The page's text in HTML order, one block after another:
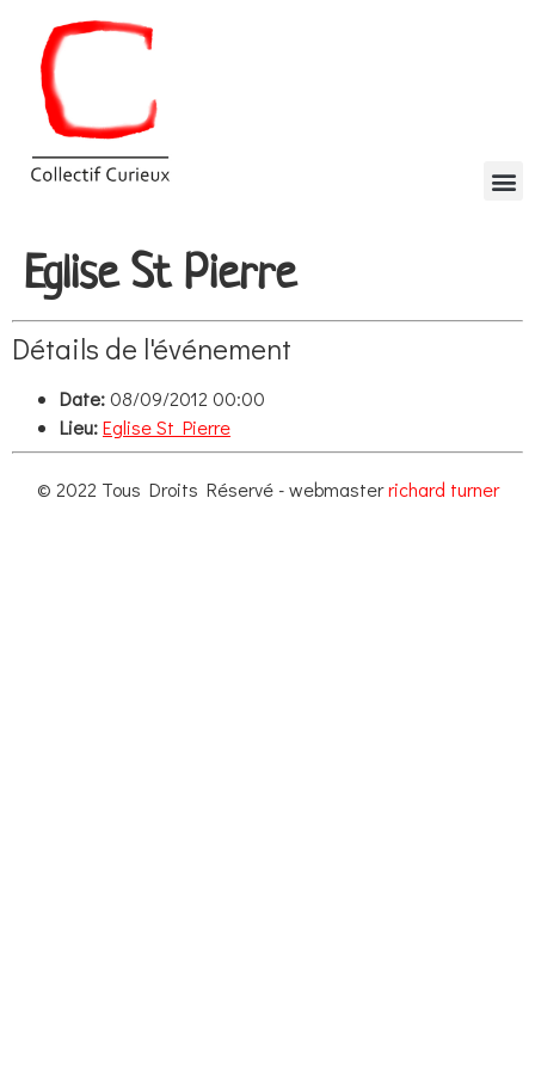
Eglise St Pierre
Détails de l'événement
Date:08/09/2012 00:00
Lieu:Eglise St Pierre
© 2022 Tous Droits Réservé - webmasterrichard turner